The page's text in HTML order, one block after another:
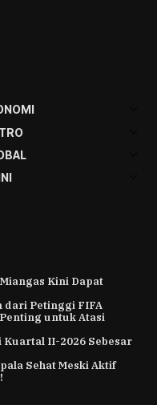
Kini Dapat
dari Petinggi FIFA
untuk Atasi
Kuartal II-2026 Sebesar
Sehat Meski Aktif